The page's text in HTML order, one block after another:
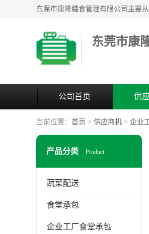
东莞市康
公司首页 供
当前位置： 首页 > 供应商机 > 企业
产品分类 Product
蔬菜配送
食堂承包
企业工厂食堂承包